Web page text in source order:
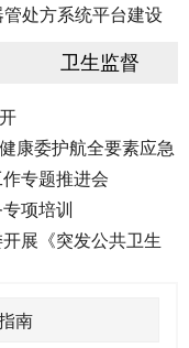
处方系统平台建设
卫生监督
康委护航全要素应急
专题推进会
项培训
展《突发公共卫生
南